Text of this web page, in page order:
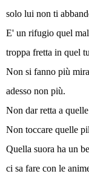
solo lui non ti
E' un rifugio quel
troppa fretta in quel
Non si fanno più
adesso non più.
Non dar retta a
Non toccare quelle
Quella suora ha un
ci sa fare con le